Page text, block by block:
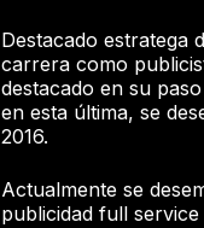
Destacado estratega
carrera como
destacado en su
en esta última, se
2016.
Actualmente se
publicidad full